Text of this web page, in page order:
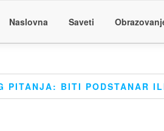
Naslovna Saveti
PITANJA: BITI PODSTANAR